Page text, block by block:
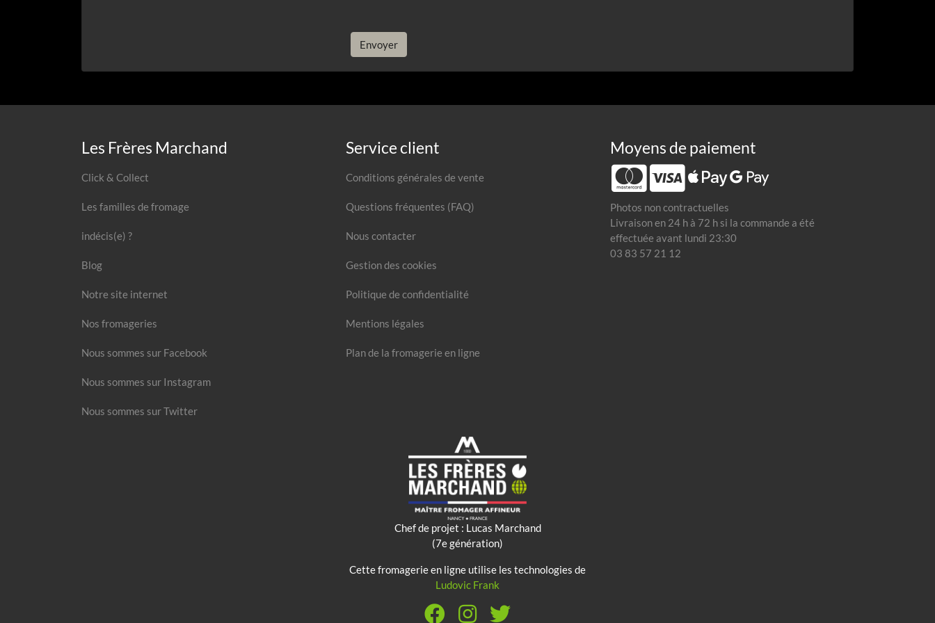
Envoyer
Les Frères Marchand
Click & Collect
Les familles de fromage
indécis(e) ?
Blog
Notre site internet
Nos fromageries
Nous sommes sur Facebook
Nous sommes sur Instagram
Nous sommes sur Twitter
Service client
Conditions générales de vente
Questions fréquentes (FAQ)
Nous contacter
Gestion des cookies
Politique de confidentialité
Mentions légales
Plan de la fromagerie en ligne
Moyens de paiement
Photos non contractuelles
Livraison en 24 h à 72 h si la commande a été
effectuée avant lundi 23:30
03 83 57 21 12
Chef de projet : Lucas Marchand
(7e génération)
Cette fromagerie en ligne utilise les technologies de
Ludovic Frank